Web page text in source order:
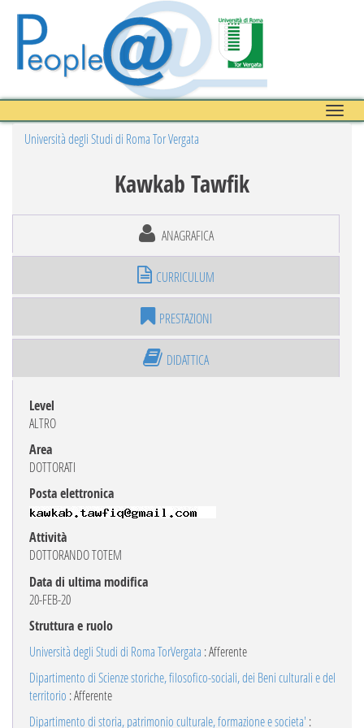
Toggle
Università degli Studi di Roma Tor Vergata
Kawkab Tawfik
ANAGRAFICA
CURRICULUM
PRESTAZIONI
DIDATTICA
Level
ALTRO
Area
DOTTORATI
Posta elettronica
Attività
DOTTORANDO TOTEM
Data di ultima modifica
20-FEB-20
Struttura e ruolo
Università degli Studi di Roma TorVergata : Afferente
Dipartimento di Scienze storiche, filosofico-sociali, dei Beni culturali e del
territorio : Afferente
Dipartimento di storia, patrimonio culturale, formazione e societa' :